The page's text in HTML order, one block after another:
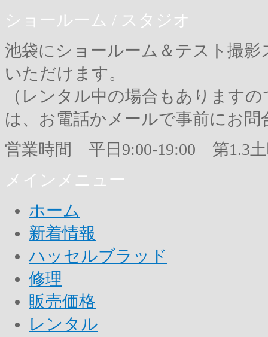
ショールーム / スタジオ
池袋にショールーム＆テスト撮
いただけます。
（レンタル中の場合もあります
は、お電話かメールで事前にお問
営業時間 平日9:00-19:00 第1.3土
メインメニュー
ホーム
新着情報
ハッセルブラッド
修理
販売価格
レンタル